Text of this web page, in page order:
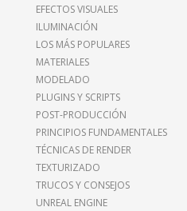
EFECTOS VISUALES
ILUMINACIÓN
LOS MÁS POPULARES
MATERIALES
MODELADO
PLUGINS Y SCRIPTS
POST-PRODUCCIÓN
PRINCIPIOS FUNDAMENTALES
TÉCNICAS DE RENDER
TEXTURIZADO
TRUCOS Y CONSEJOS
UNREAL ENGINE